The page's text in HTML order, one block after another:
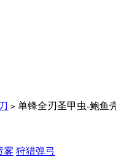
> 单锋全刃圣甲虫-鲍鱼
雾 狩猎弹弓